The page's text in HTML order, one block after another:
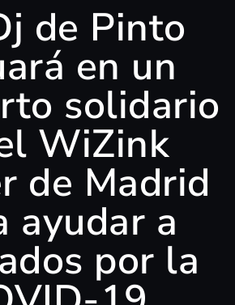
de Pinto
en un
solidario
WiZink
de Madrid
ayudar a
por la